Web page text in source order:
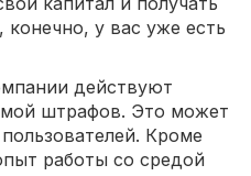
у вас уже есть
действуют
штрафов. Это может
Кроме
работы со средой